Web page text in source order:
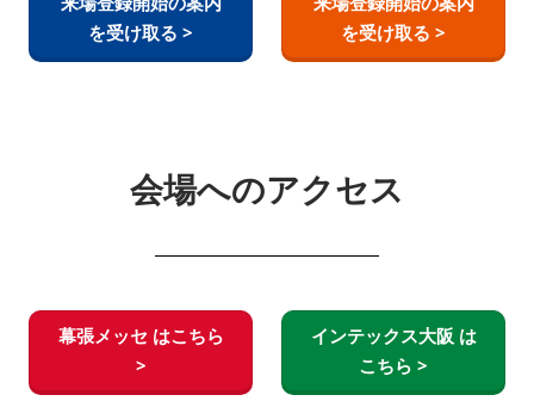
を受け取る >
を受け取る >
会場へのアクセス
幕張メッセ はこちら
>
インテックス大阪 は
こちら >